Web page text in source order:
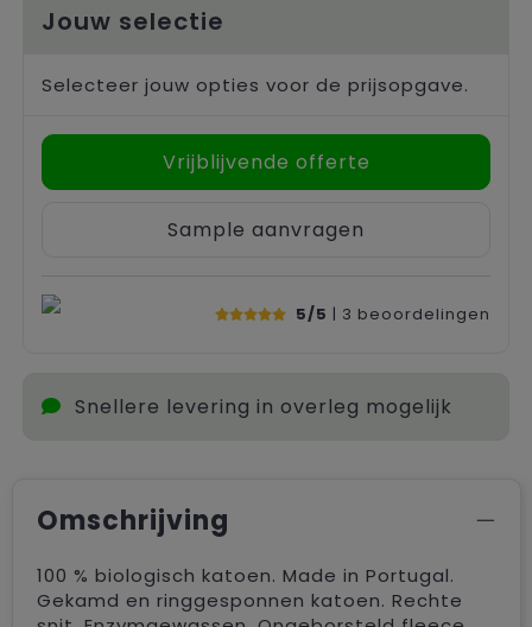
Jouw selectie
Selecteer jouw opties voor de prijsopgave.
Vrijblijvende offerte
Sample aanvragen
5/5 | 3 beoordelingen
Snellere levering in overleg mogelijk
Omschrijving
100 % biologisch katoen. Made in Portugal.
Gekamd en ringgesponnen katoen. Rechte